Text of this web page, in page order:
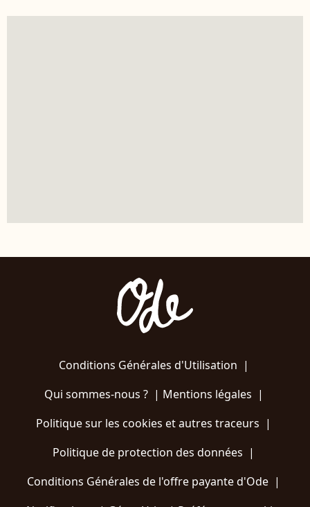
Conditions Générales d'Utilisation |
Qui sommes-nous ?| Mentions légales |
Politique sur les cookies et autres traceurs |
Politique de protection des données |
Conditions Générales de l'offre payante d'Ode |